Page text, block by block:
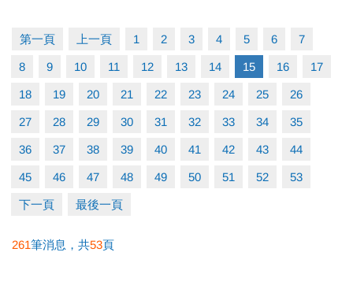
４樓射箭場：營業時間與上表相同
第一頁 上一頁 1 2 3 4 5 6 7
8 9 10 11 12 13 14 15 16 17
18 19 20 21 22 23 24 25 26
27 28 29 30 31 32 33 34 35
36 37 38 39 40 41 42 43 44
45 46 47 48 49 50 51 52 53
下一頁 最後一頁
261筆消息，共53頁